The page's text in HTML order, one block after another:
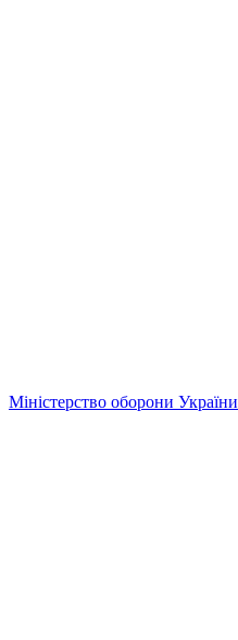
Міністерство оборони України